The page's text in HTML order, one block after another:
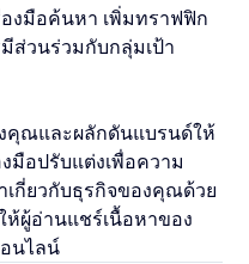
งมือค้นหา เพิ่มทราฟฟิก
ส่วนร่วมกับกลุ่มเป้า
คุณและผลักดันแบรนด์ให้
มือปรับแต่งเพื่อความ
กี่ยวกับธุรกิจของคุณด้วย
ผู้อ่านแชร์เนื้อหาของ
นไลน์